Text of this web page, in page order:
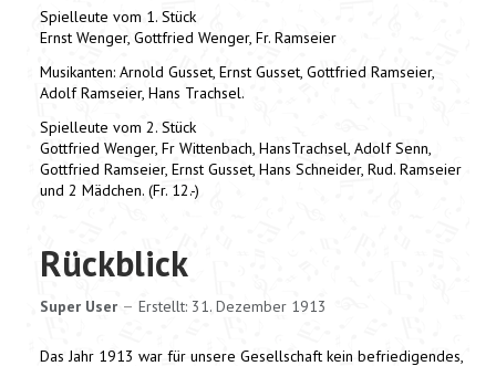
Spielleute vom 1. Stück
Ernst Wenger, Gottfried Wenger, Fr. Ramseier
Musikanten: Arnold Gusset, Ernst Gusset, Gottfried Ramseier,
Adolf Ramseier, Hans Trachsel.
Spielleute vom 2. Stück
Gottfried Wenger, Fr Wittenbach, HansTrachsel, Adolf Senn,
Gottfried Ramseier, Ernst Gusset, Hans Schneider, Rud. Ramseier
und 2 Mädchen. (Fr. 12.-)
Rückblick
Super User Erstellt: 31. Dezember 1913
Das Jahr 1913 war für unsere Gesellschaft kein befriedigendes,